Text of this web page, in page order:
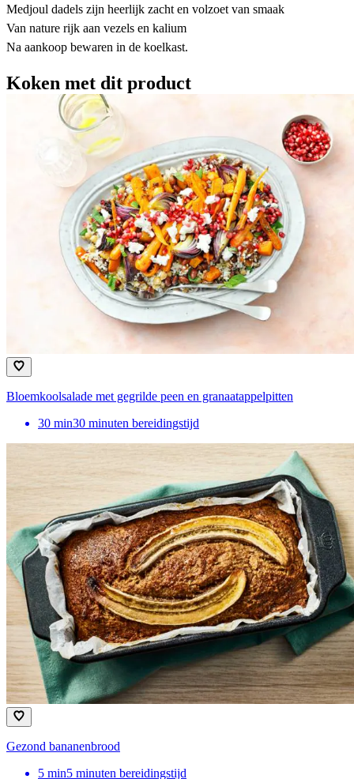
Medjoul dadels zijn heerlijk zacht en volzoet van smaak
Van nature rijk aan vezels en kalium
Na aankoop bewaren in de koelkast.
Koken met dit product
Bloemkoolsalade met gegrilde peen en granaatappelpitten
30 min30 minuten bereidingstijd
Gezond bananenbrood
5 min5 minuten bereidingstijd